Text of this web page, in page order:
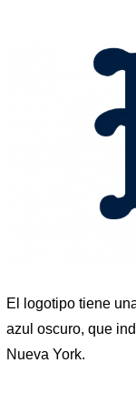
El logotipo tiene
azul oscuro, que
Nueva York.